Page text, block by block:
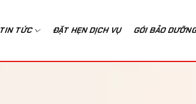
TIN TỨC ĐẶT HẸN DỊCH VỤ GÓI BẢO